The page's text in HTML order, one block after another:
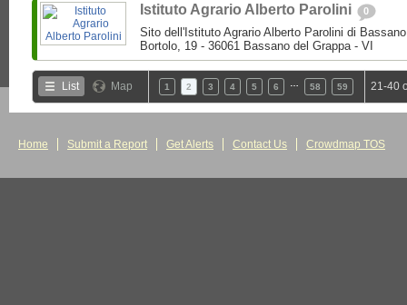
Istituto Agrario Alberto Parolini 0
Sito dell'Istituto Agrario Alberto Parolini di
Bortolo, 19 - 36061 Bassano del Grappa - VI
List Map 1 2 3 4 5 6 58 59 21-40
Home Submit a Report Get Alerts Contact Us Crowdmap TOS